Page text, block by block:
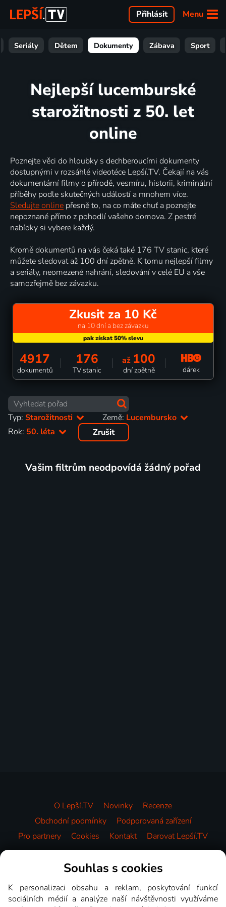
Menu
Přihlásit
Seriály Dětem Dokumenty Zábava Sport
Nejlepší lucemburské
starožitnosti z 50. let
online
Poznejte věci do hloubky s dechberoucími dokumenty
dostupnými v rozsáhlé videotéce Lepší.TV. Čekají na vás
dokumentární filmy o přírodě, vesmíru, historii, kriminální
příběhy podle skutečných událostí a mnohem více.
Sledujte online přesně to, na co máte chuť a poznejte
nepoznané přímo z pohodlí vašeho domova. Z pestré
nabídky si vybere každý.
Kromě dokumentů na vás čeká také 176 TV stanic, které
můžete sledovat až 100 dní zpětně. K tomu nejlepší filmy
a seriály, neomezené nahrání, sledování v celé EU a vše
samozřejmě bez závazku.
Zkusit za 10 Kč
na 10 dní a bez závazku
4917
dokumentů
176
TV stanic
až 100
dní zpětně dárek
Typ: Starožitnosti Země: Lucembursko
Rok: 50. léta Zrušit
Vašim filtrům neodpovídá žádný pořad
O Lepší.TV Novinky
Recenze
Obchodní podmínky
Podporovaná zařízení
Pro partnery
Cookies Kontakt Darovat Lepší.TV
Videotéka
Souhlas s cookies
K personalizaci obsahu a reklam, poskytování funkcí
sociálních médií a analýze naší návštěvnosti využíváme